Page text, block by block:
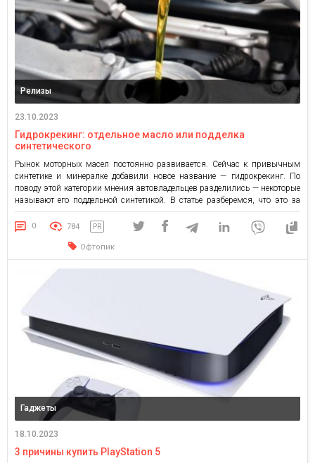
Релизы
23.10.2023
Гидрокрекинг: отдельное масло или подделка
синтетического
Рынок моторных масел постоянно развивается. Сейчас к привычным
синтетике и минералке добавили новое название — гидрокрекинг. По
поводу этой категории мнения автовладельцев разделились — некоторые
называют его поддельной синтетикой. В статье разберемся, что это за
состав. Что такое гидрокрекинг? Вообще так называется технология
очистки, которая гораздо качественнее удаляет примеси и позволяет
приблизить характеристики минеральных разновидностей […]
0 784 PR
Офтопик
Гаджеты
18.10.2023
3 причины купить PlayStation 5